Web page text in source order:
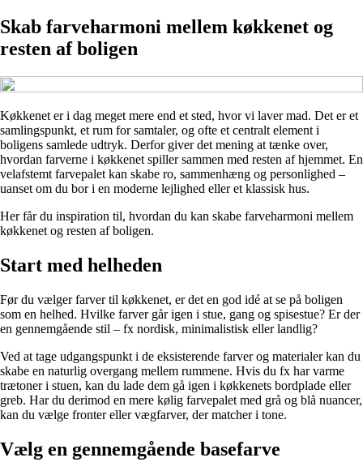
Skab farveharmoni mellem køkkenet og
resten af boligen
Køkkenet er i dag meget mere end et sted, hvor vi laver mad. Det er et
samlingspunkt, et rum for samtaler, og ofte et centralt element i
boligens samlede udtryk. Derfor giver det mening at tænke over,
hvordan farverne i køkkenet spiller sammen med resten af hjemmet. En
velafstemt farvepalet kan skabe ro, sammenhæng og personlighed –
uanset om du bor i en moderne lejlighed eller et klassisk hus.
Her får du inspiration til, hvordan du kan skabe farveharmoni mellem
køkkenet og resten af boligen.
Start med helheden
Før du vælger farver til køkkenet, er det en god idé at se på boligen
som en helhed. Hvilke farver går igen i stue, gang og spisestue? Er der
en gennemgående stil – fx nordisk, minimalistisk eller landlig?
Ved at tage udgangspunkt i de eksisterende farver og materialer kan du
skabe en naturlig overgang mellem rummene. Hvis du fx har varme
trætoner i stuen, kan du lade dem gå igen i køkkenets bordplade eller
greb. Har du derimod en mere kølig farvepalet med grå og blå nuancer,
kan du vælge fronter eller vægfarver, der matcher i tone.
Vælg en gennemgående basefarve